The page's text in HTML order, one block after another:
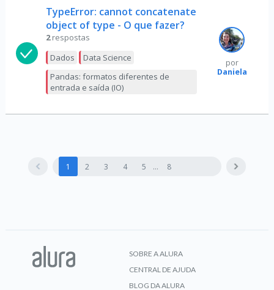
TypeError: cannot concatenate
object of type - O que fazer?
2 respostas
Dados
Data Science
Pandas: formatos diferentes de
entrada e saída (IO)
por
Daniela
1 2 3 4 5 8
SOBRE A ALURA
CENTRAL DE AJUDA
BLOG DA ALURA